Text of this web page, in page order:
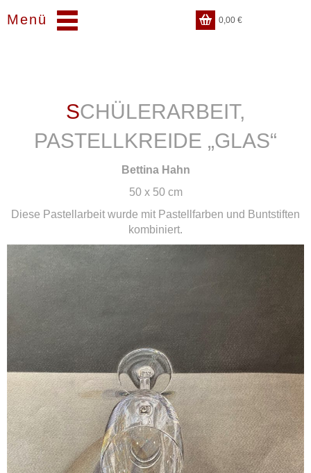
Menü 0,00€
SCHÜLERARBEIT,
PASTELLKREIDE „GLAS“
Bettina Hahn
50 x 50 cm
Diese Pastellarbeit wurde mit Pastellfarben und Buntstiften
kombiniert.